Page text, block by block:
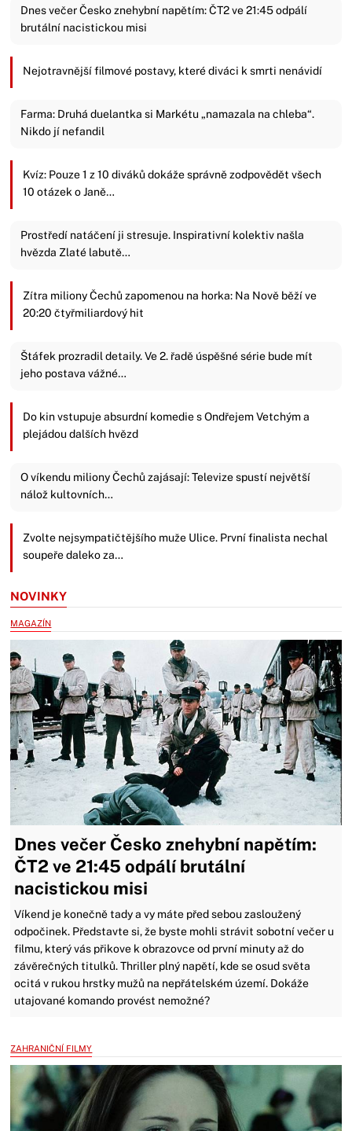
Dnes večer Česko znehybní napětím: ČT2 ve 21:45 odpálí
brutální nacistickou misi
Nejotravnější filmové postavy, které diváci k smrti nenávidí
Farma: Druhá duelantka si Markétu „namazala na chleba“.
Nikdo jí nefandil
Kvíz: Pouze 1 z 10 diváků dokáže správně zodpovědět všech
10 otázek o Janě…
Prostředí natáčení ji stresuje. Inspirativní kolektiv našla
hvězda Zlaté labutě…
Zítra miliony Čechů zapomenou na horka: Na Nově běží ve
20:20 čtyřmiliardový hit
Štáfek prozradil detaily. Ve 2. řadě úspěšné série bude mít
jeho postava vážné…
Do kin vstupuje absurdní komedie s Ondřejem Vetchým a
plejádou dalších hvězd
O víkendu miliony Čechů zajásají: Televize spustí největší
nálož kultovních…
Zvolte nejsympatičtějšího muže Ulice. První finalista nechal
soupeře daleko za…
NOVINKY
MAGAZÍN
Dnes večer Česko znehybní napětím:
ČT2 ve 21:45 odpálí brutální
nacistickou misi
Víkend je konečně tady a vy máte před sebou zasloužený
odpočinek. Představte si, že byste mohli strávit sobotní večer u
filmu, který vás přikove k obrazovce od první minuty až do
závěrečných titulků. Thriller plný napětí, kde se osud světa
ocitá v rukou hrstky mužů na nepřátelském území. Dokáže
utajované komando provést nemožné?
ZAHRANIČNÍ FILMY